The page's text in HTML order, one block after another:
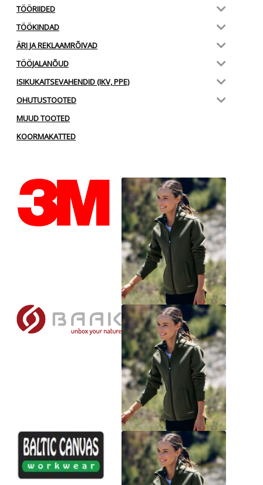
TÖÖRIIDED
TÖÖKINDAD
ÄRI JA REKLAAMRÕIVAD
TÖÖJALANÕUD
ISIKUKAITSEVAHENDID (IKV, PPE)
OHUTUSTOOTED
MUUD TOOTED
KOORMAKATTED